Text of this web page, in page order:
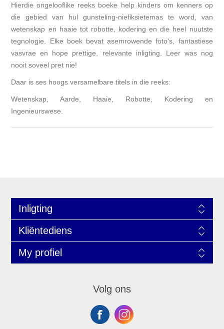
Hierdie ongelooflike reeks boeke help kinders om kenners op
die gebied van hul gunsteling-niefiksietemas te word, van
wetenskap en haaie tot robotte, kodering en die heel nuutste
tegnologie. Elke boek bevat asemrowende foto's, fantastiese
vasvrae en hope prettige, relevante inligting. Leer was nog
nooit soveel pret nie!
Daar is ses hoogs versamelbare titels in die reeks:
Wetenskap, Aarde, Haaie, Robotte, Kodering en
Ingenieurswese.
Inligting
Kliëntediens
My profiel
Volg ons